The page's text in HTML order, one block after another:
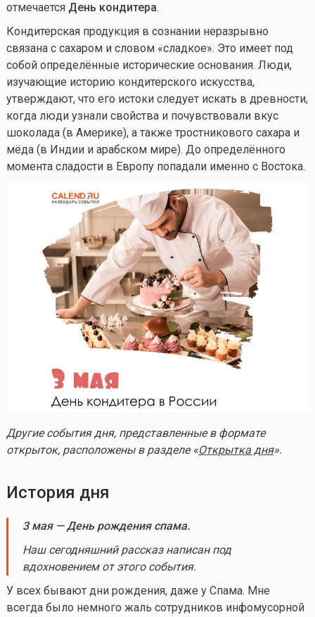
отмечается День кондитера.
Кондитерская продукция в сознании неразрывно
связана с сахаром и словом «сладкое». Это имеет под
собой определённые исторические основания. Люди,
изучающие историю кондитерского искусства,
утверждают, что его истоки следует искать в древности,
когда люди узнали свойства и почувствовали вкус
шоколада (в Америке), а также тростникового сахара и
мёда (в Индии и арабском мире). До определённого
момента сладости в Европу попадали именно с Востока.
Другие события дня, представленные в формате
открыток, расположены в разделе «Открытка дня».
История дня
3 мая — День рождения спама.
Наш сегодняшний рассказ написан под
вдохновением от этого события.
У всех бывают дни рождения, даже у Спама. Мне
всегда было немного жаль сотрудников инфомусорной